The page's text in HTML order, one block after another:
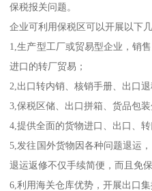
保税报关问题。
企业可利用保税区可以开展以下几
1,生产型工厂或贸易型企业，销
进口的转厂贸易；
2,出口转内销、核销手册、出口退
3,保税区储、出口拼箱、货品包
4,提供全面的货物进口、出口、
5,发往国外货物因各种问题退运
退运返修不仅手续简便，而且免保
6,利用海关仓库优势，开展出口集